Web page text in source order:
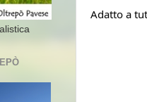
Adatto a